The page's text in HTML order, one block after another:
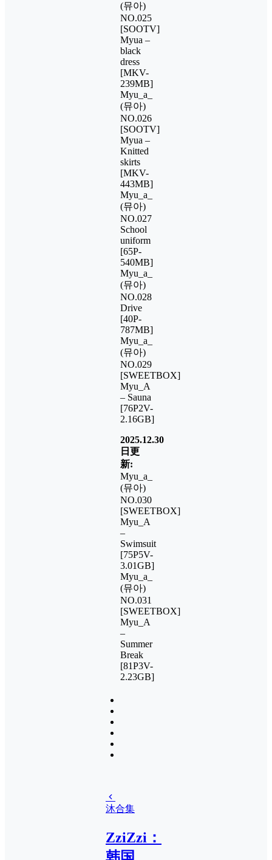
(뮤아)
NO.025
[SOOTV]
Myua –
black
dress
[MKV-
239MB]
Myu_a_
(뮤아)
NO.026
[SOOTV]
Myua –
Knitted
skirts
[MKV-
443MB]
Myu_a_
(뮤아)
NO.027
School
uniform
[65P-
540MB]
Myu_a_
(뮤아)
NO.028
Drive
[40P-
787MB]
Myu_a_
(뮤아)
NO.029
[SWEETBOX]
Myu_A
– Sauna
[76P2V-
2.16GB]
2025.12.30
日更
新:
Myu_a_
(뮤아)
NO.030
[SWEETBOX]
Myu_A
–
Swimsuit
[75P5V-
3.01GB]
Myu_a_
(뮤아)
NO.031
[SWEETBOX]
Myu_A
–
Summer
Break
[81P3V-
2.23GB]
沐合集
ZziZzi：
韩国